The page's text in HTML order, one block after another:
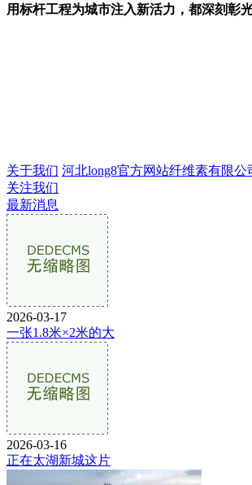
用标杆工程为城市注入新活力，都深刻彰
关于我们 河北long8官方网站纤维素有限
关注我们
最新消息
2026-03-17
一张1.8米×2米的大
2026-03-16
正在太湖新城这片